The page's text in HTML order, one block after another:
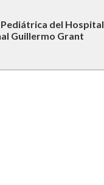
del Hospital
Guillermo Grant